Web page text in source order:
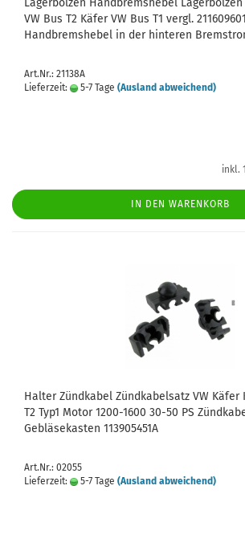
Lagerbolzen Handbremshebel
VW Bus T2 Käfer VW Bus T1 vergl.
Handbremshebel in der hinteren
Art.Nr.: 21138A
Lieferzeit:
5-7 Tage (Ausland abweichend)
inkl.
IN DEN WARENKORB
Halter Zündkabel Zündkabelsatz VW Käfer
T2 Typ1 Motor 1200-1600 30-50 PS
Gebläsekasten 113905451A
Art.Nr.: 02055
Lieferzeit:
5-7 Tage (Ausland abweichend)